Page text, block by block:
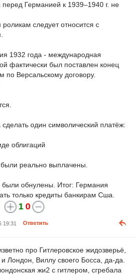
Германией к 1939–1940 г. не
следует относится с
1932 года - международная
фактически был поставлен конец
по Версальскому договору.
один символический платёж:
облигаций
были реально выплачены.
были обнулены. Итог: Германия
только кредиты банкирам Сша.
1 0
19:31 Ответить
про Гитлеровское жидозверьё,
Лондон, Виллу своего Босса, да-да.
жи2 с гитлером, сгребала